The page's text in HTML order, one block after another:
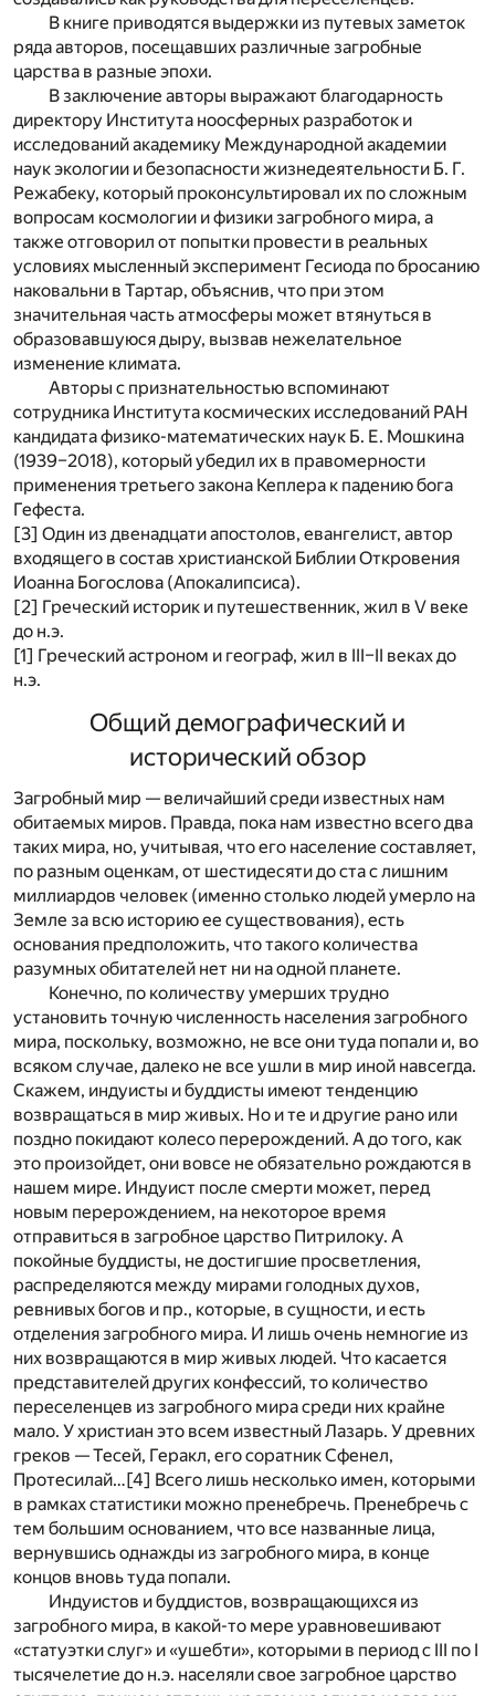
В книге приводятся выдержки из путевых заметок
ряда авторов, посещавших различные загробные
царства в разные эпохи.
В заключение авторы выражают благодарность
директору Института нооcферных разработок и
исследований академику Международной академии
наук экологии и безопасности жизнедеятельности Б. Г.
Режабеку, который проконсультировал их по сложным
вопросам космологии и физики загробного мира, а
также отговорил от попытки провести в реальных
условиях мысленный эксперимент Гесиода по бросанию
наковальни в Тартар, объяснив, что при этом
значительная часть атмосферы может втянуться в
образовавшуюся дыру, вызвав нежелательное
изменение климата.
Авторы с признательностью вспоминают
сотрудника Института космических исследований РАН
кандидата физико-математических наук Б. Е. Мошкина
(1939–2018), который убедил их в правомерности
применения третьего закона Кеплера к падению бога
Гефеста.
[3] Один из двенадцати апостолов, евангелист, автор
входящего в состав христианской Библии Откровения
Иоанна Богослова (Апокалипсиса).
[2] Греческий историк и путешественник, жил в V веке
до н.э.
[1] Греческий астроном и географ, жил в III–II веках до
н.э.
Общий демографический и
исторический обзор
Загробный мир — величайший среди известных нам
обитаемых миров. Правда, пока нам известно всего два
таких мира, но, учитывая, что его население составляет,
по разным оценкам, от шестидесяти до ста с лишним
миллиардов человек (именно столько людей умерло на
Земле за всю историю ее существования), есть
основания предположить, что такого количества
разумных обитателей нет ни на одной планете.
Конечно, по количеству умерших трудно
установить точную численность населения загробного
мира, поскольку, возможно, не все они туда попали и, во
всяком случае, далеко не все ушли в мир иной навсегда.
Скажем, индуисты и буддисты имеют тенденцию
возвращаться в мир живых. Но и те и другие рано или
поздно покидают колесо перерождений. А до того, как
это произойдет, они вовсе не обязательно рождаются в
нашем мире. Индуист после смерти может, перед
новым перерождением, на некоторое время
отправиться в загробное царство Питрилоку. А
покойные буддисты, не достигшие просветления,
распределяются между мирами голодных духов,
ревнивых богов и пр., которые, в сущности, и есть
отделения загробного мира. И лишь очень немногие из
них возвращаются в мир живых людей. Что касается
представителей других конфессий, то количество
переселенцев из загробного мира среди них крайне
мало. У христиан это всем известный Лазарь. У древних
греков — Тесей, Геракл, его соратник Сфенел,
Протесилай… [4] Всего лишь несколько имен, которыми
в рамках статистики можно пренебречь. Пренебречь с
тем большим основанием, что все названные лица,
вернувшись однажды из загробного мира, в конце
концов вновь туда попали.
Индуистов и буддистов, возвращающихся из
загробного мира, в какой-то мере уравновешивают
«статуэтки слуг» и «ушебти», которыми в период с III по I
тысячелетие до н.э. населяли свое загробное царство